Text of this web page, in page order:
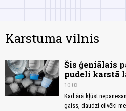
Karstuma vilnis
Šis ģeniālais
pudeli karstā
10:03
Kad ārā kļūst
gaiss, daudzi cilvēki